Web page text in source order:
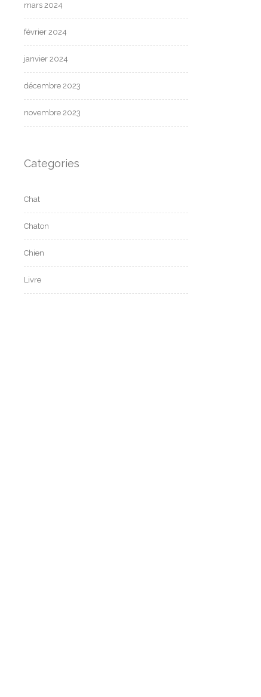
mars 2024
février 2024
janvier 2024
décembre 2023
novembre 2023
Categories
Chat
Chaton
Chien
Livre